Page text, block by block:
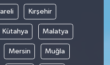
Kırşehir
Kütahya Malatya
Mersin Muğla